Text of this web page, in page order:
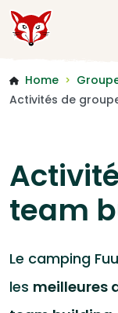
Home >
Activités de
team
Le camping
les meilleures